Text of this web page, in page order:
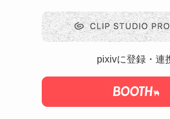
pixivに登録・連